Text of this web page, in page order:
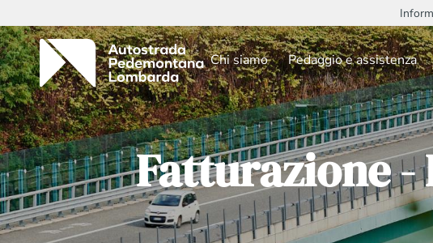
Chi siamo Pedaggio e assistenza
Fatturazione -